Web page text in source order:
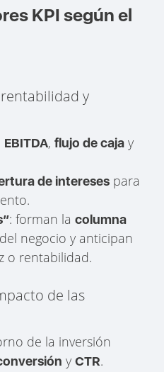
KPI según el
y
EBITDA,flujo de caja y
de intereses para
: forman lacolumna
negocio y anticipan
o rentabilidad.
de las
de la inversión
yCTR.